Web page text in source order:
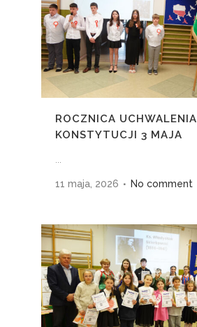
ROCZNICA UCHWALENIA
KONSTYTUCJI 3 MAJA
11 maja, 2026 No comment